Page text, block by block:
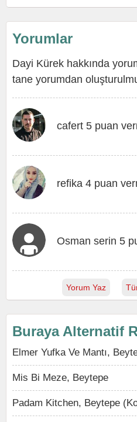
Yorumlar
Dayi Kürek hakkında
tane yorumdan
cafert 5 puan
refika 4 puan
Osman serin 5
Yorum Yaz
Buraya Alternatif
Elmer Yufka Ve Mantı,
Mis Bi Meze, Beytepe
Padam Kitchen, Beytepe